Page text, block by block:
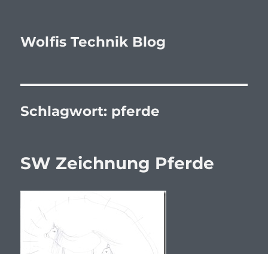
Wolfis Technik Blog
Schlagwort: pferde
SW Zeichnung Pferde